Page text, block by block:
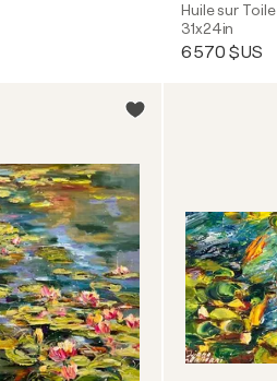
Huile sur Toile
31x24in
6 570 $US